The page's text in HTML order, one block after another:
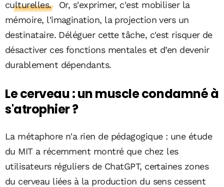
culturelles.
Or, s'exprimer, c'est mobiliser la
mémoire, l'imagination, la projection vers un
destinataire. Déléguer cette tâche, c'est risquer de
désactiver ces fonctions mentales et d’en devenir
durablement dépendants.
Le cerveau : un muscle condamné à
s'atrophier ?
La métaphore n'a rien de pédagogique : une étude
du MIT a récemment montré que chez les
utilisateurs réguliers de ChatGPT, certaines zones
du cerveau liées à la production du sens cessent